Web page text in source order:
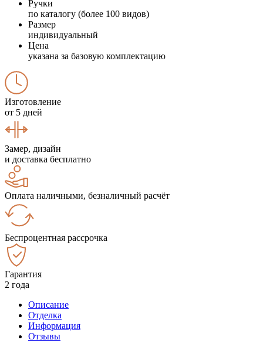
Ручки
по каталогу (более 100 видов)
Размер
индивидуальный
Цена
указана за базовую комплектацию
Изготовление
от 5 дней
Замер, дизайн
и доставка бесплатно
Оплата наличными, безналичный расчёт
Беспроцентная рассрочка
Гарантия
2 года
Описание
Отделка
Информация
Отзывы